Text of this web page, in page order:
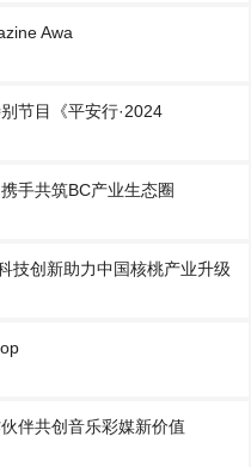
Awa
节目《平安行·2024
手共筑BC产业生态圈
技创新助力中国核桃产业升级
伴共创音乐彩媒新价值